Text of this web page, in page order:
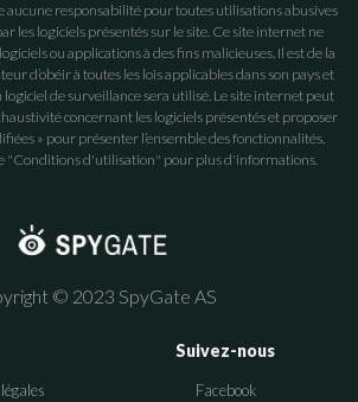
aucune responsabilité pour toutes utilisations abusives
les logiciels présentés sur le site. Ce site internet ne
ou applications à des fins malicieuses. Il est de la
d’obéir à toutes les lois applicables dans son pays et
de surveillance sera utilisé. Le site internet peut
concernant les logiciels présentés et proposer
» pour présenter l’ensemble des fonctionnalités.
"Conditions d'utilisation" pour plus d'informations.
© 2023 SpyGate AS
Suivez-nous
Facebook